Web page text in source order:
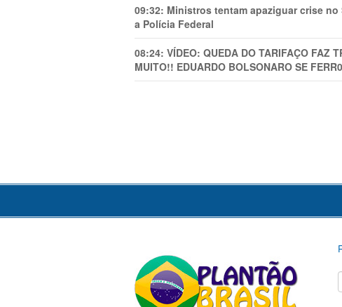
09:32: Ministros tentam apaziguar crise
a Polícia Federal
08:24: VÍDEO: QUEDA DO TARIFAÇO FAZ
MUITO!! EDUARDO BOLSONARO SE